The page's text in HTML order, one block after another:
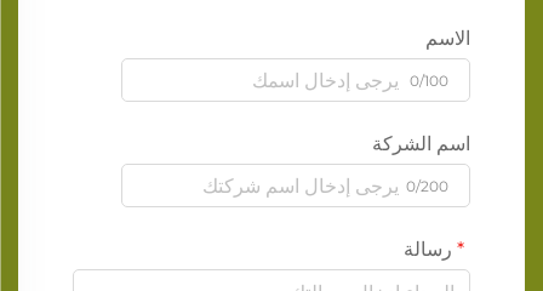
الاسم
0/100
اسم الشركة
0/200
رسالة